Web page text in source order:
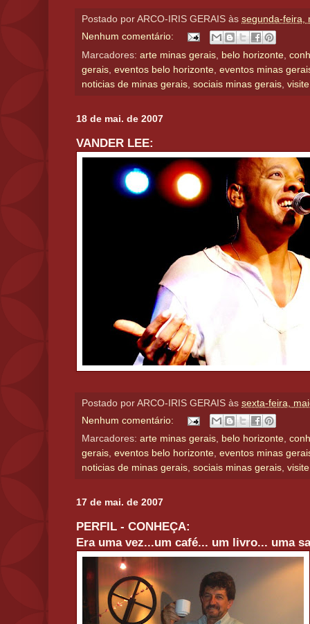
Postado por ARCO-IRIS GERAIS às segunda-feira,
Nenhum comentário:
Marcadores: arte minas gerais belo horizonte
gerais eventos belo horizonte eventos minas
noticias de minas gerais sociais minas gerais
18 de mai. de 2007
VANDER LEE:
Postado por ARCO-IRIS GERAIS às sexta-feira,
Nenhum comentário:
Marcadores: arte minas gerais, belo horizonte,
gerais, eventos belo horizonte, eventos minas
noticias de minas gerais, sociais minas gerais,
17 de mai. de 2007
PERFIL - CONHEÇA:
Era uma vez...um café... um livro... uma